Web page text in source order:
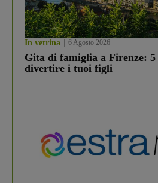
In vetrina 6 Agosto 2026
Gita di famiglia a Firenze:
divertire i tuoi figli